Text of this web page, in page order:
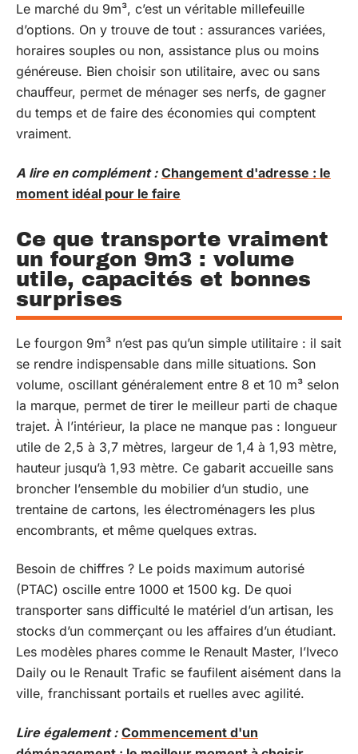
Le marché du 9m³, c’est un véritable millefeuille
d’options. On y trouve de tout : assurances variées,
horaires souples ou non, assistance plus ou moins
généreuse. Bien choisir son utilitaire, avec ou sans
chauffeur, permet de ménager ses nerfs, de gagner
du temps et de faire des économies qui comptent
vraiment.
A lire en complément : Changement d'adresse : le
moment idéal pour le faire
Ce que transporte vraiment
un fourgon 9m3 : volume
utile, capacités et bonnes
surprises
Le fourgon 9m³ n’est pas qu’un simple utilitaire : il sait
se rendre indispensable dans mille situations. Son
volume, oscillant généralement entre 8 et 10 m³ selon
la marque, permet de tirer le meilleur parti de chaque
trajet. À l’intérieur, la place ne manque pas : longueur
utile de 2,5 à 3,7 mètres, largeur de 1,4 à 1,93 mètre,
hauteur jusqu’à 1,93 mètre. Ce gabarit accueille sans
broncher l’ensemble du mobilier d’un studio, une
trentaine de cartons, les électroménagers les plus
encombrants, et même quelques extras.
Besoin de chiffres ? Le poids maximum autorisé
(PTAC) oscille entre 1000 et 1500 kg. De quoi
transporter sans difficulté le matériel d’un artisan, les
stocks d’un commerçant ou les affaires d’un étudiant.
Les modèles phares comme le Renault Master, l’Iveco
Daily ou le Renault Trafic se faufilent aisément dans la
ville, franchissant portails et ruelles avec agilité.
Lire également : Commencement d'un